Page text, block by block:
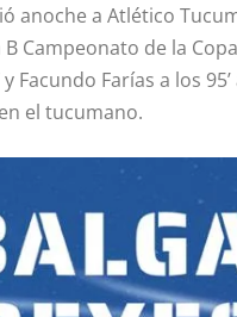
anoche a Atlético
Campeonato de la
y Facundo Farías a los
el tucumano.